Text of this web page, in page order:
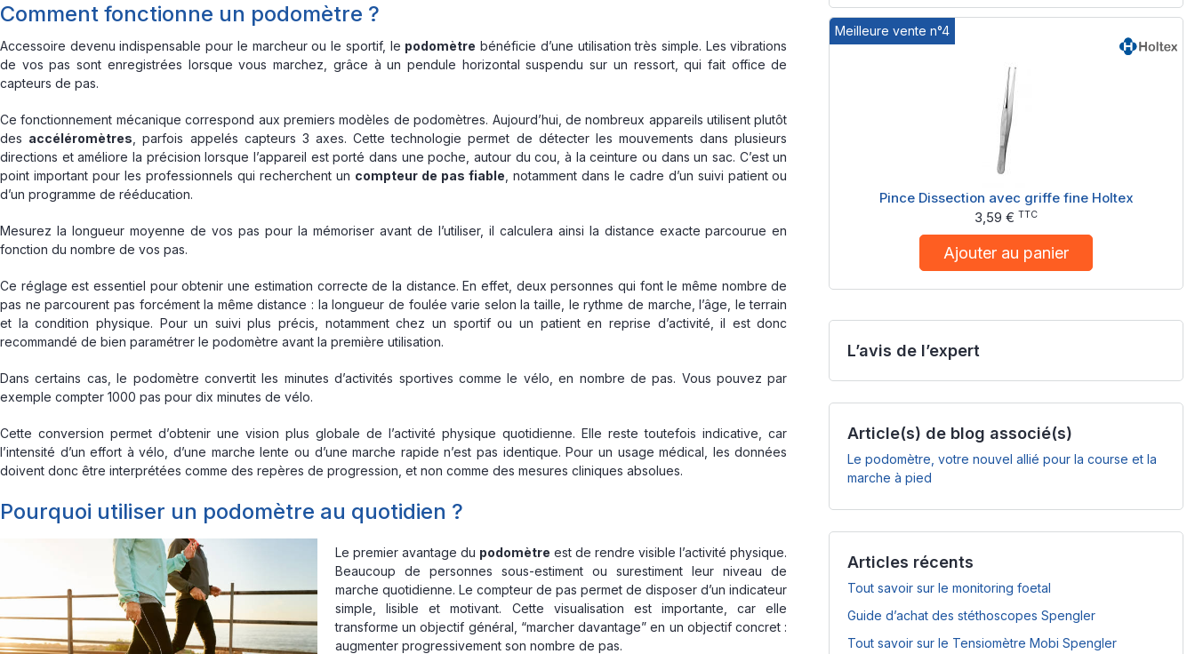
Comment fonctionne un podomètre ?
Accessoire devenu indispensable pour le marcheur ou le sportif, le podomètre bénéficie d’une utilisation très simple. Les vibrations
de vos pas sont enregistrées lorsque vous marchez, grâce à un pendule horizontal suspendu sur un ressort, qui fait office de
capteurs de pas.
Ce fonctionnement mécanique correspond aux premiers modèles de podomètres. Aujourd’hui, de nombreux appareils utilisent plutôt
des accéléromètres , parfois appelés capteurs 3 axes. Cette technologie permet de détecter les mouvements dans plusieurs
directions et améliore la précision lorsque l’appareil est porté dans une poche, autour du cou, à la ceinture ou dans un sac. C’est un
point important pour les professionnels qui recherchent un compteur de pas fiable , notamment dans le cadre d’un suivi patient ou
d’un programme de rééducation.
Mesurez la longueur moyenne de vos pas pour la mémoriser avant de l’utiliser, il calculera ainsi la distance exacte parcourue en
fonction du nombre de vos pas.
Ce réglage est essentiel pour obtenir une estimation correcte de la distance. En effet, deux personnes qui font le même nombre de
pas ne parcourent pas forcément la même distance : la longueur de foulée varie selon la taille, le rythme de marche, l’âge, le terrain
et la condition physique. Pour un suivi plus précis, notamment chez un sportif ou un patient en reprise d’activité, il est donc
recommandé de bien paramétrer le podomètre avant la première utilisation.
Dans certains cas, le podomètre convertit les minutes d’activités sportives comme le vélo, en nombre de pas. Vous pouvez par
exemple compter 1000 pas pour dix minutes de vélo.
Cette conversion permet d’obtenir une vision plus globale de l’activité physique quotidienne. Elle reste toutefois indicative, car
l’intensité d’un effort à vélo, d’une marche lente ou d’une marche rapide n’est pas identique. Pour un usage médical, les données
doivent donc être interprétées comme des repères de progression, et non comme des mesures cliniques absolues.
Pourquoi utiliser un podomètre au quotidien ?
Le premier avantage du podomètre est de rendre visible l’activité physique.
Beaucoup de personnes sous-estiment ou surestiment leur niveau de
marche quotidienne. Le compteur de pas permet de disposer d’un indicateur
simple, lisible et motivant. Cette visualisation est importante, car elle
transforme un objectif général, “marcher davantage” en un objectif concret :
augmenter progressivement son nombre de pas.
Meilleure vente n°4
Pince Dissection avec griffe fine Holtex
3,59 € TTC
Ajouter au panier
L’avis de l’expert
Article(s) de blog associé(s)
Le podomètre, votre nouvel allié pour la course et la
marche à pied
Articles récents
Tout savoir sur le monitoring foetal
Guide d’achat des stéthoscopes Spengler
Tout savoir sur le Tensiomètre Mobi Spengler